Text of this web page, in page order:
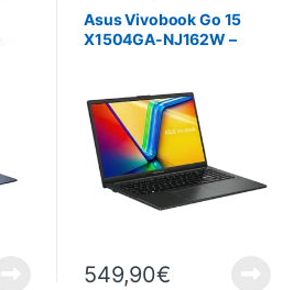
Asus Vivobook Go 15
X1504GA-NJ162W –
39,6 cm (15.6″) –
Windows 11 Home
549,90€